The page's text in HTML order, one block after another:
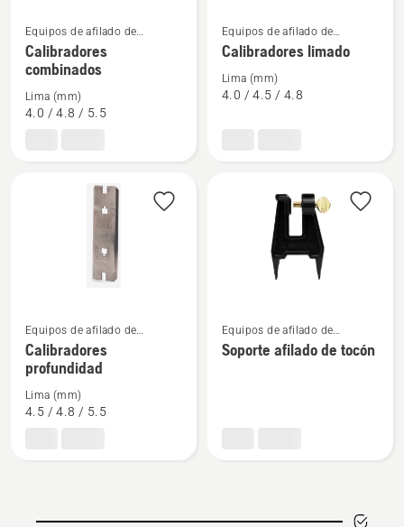
Ver
más
detalles
sobre
Calibradores
Equipos de afilado de
motosierras
Calibradores
combinados
Lima (mm)
4.0 / 4.8 / 5.5
Ver
más
detalles
sobre
Equipos de afilado de
motosierras
Calibradores limado
Lima (mm)
4.0 / 4.5 / 4.8
Ver
más
detalles
sobre
Calibradores
Equipos de afilado de
motosierras
Calibradores
profundidad
Lima (mm)
4.5 / 4.8 / 5.5
Ver
más
Equipos de afilado de
motosierras
Soporte afilado de tocón